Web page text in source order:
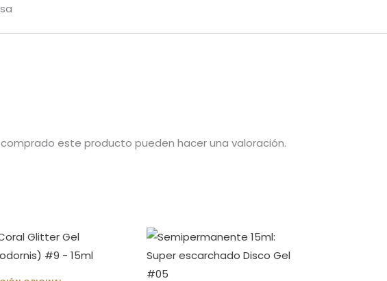
este producto pueden hacer una valoración.